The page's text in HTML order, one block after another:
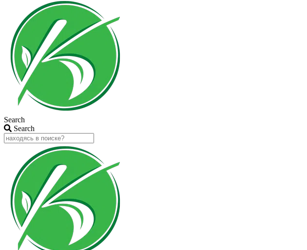
Search
Search